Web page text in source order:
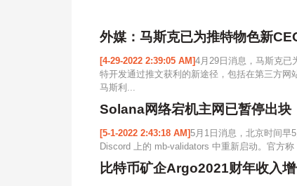
外媒：马斯克已为推特物色新
[4-29-2022 2:39:05 AM]4月29日消息，马斯克已
特开发通过推文获利的新途径，包括在第三方
马斯利...
Solana网络宕机主网已暂停出块
[5-1-2022 2:43:18 AM]5月1日消息，北京时间早
Discord 上的 mb-validators 中重新启动。官方
比特币矿企Argo2021财年收入